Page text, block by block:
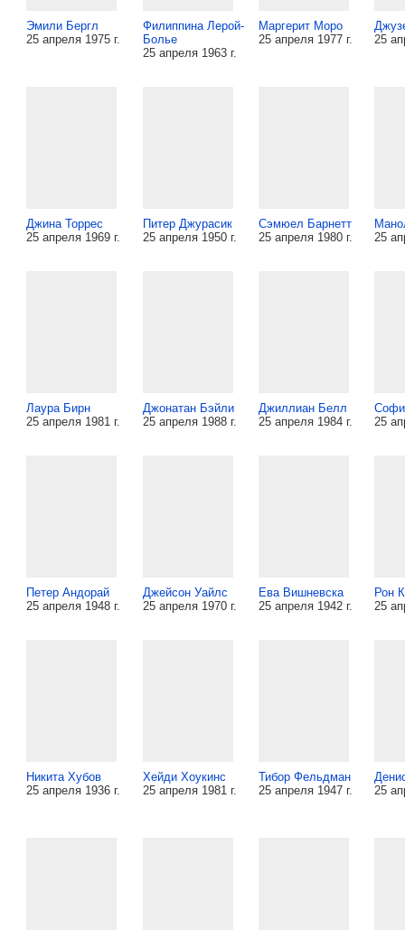
Эмили Бергл
25 апреля 1975 г.
Филиппина Лерой-
Болье
25 апреля 1963 г.
Маргерит Моро
25 апреля 1977 г.
25
Джина Торрес
25 апреля 1969 г.
Питер Джурасик
25 апреля 1950 г.
Сэмюел Барнетт
25 апреля 1980 г.
25
Лаура Бирн
25 апреля 1981 г.
Джонатан Бэйли
25 апреля 1988 г.
Джиллиан Белл
25 апреля 1984 г.
25
Петер Андорай
25 апреля 1948 г.
Джейсон Уайлс
25 апреля 1970 г.
Ева Вишневска
25 апреля 1942 г.
Рон
25
Никита Хубов
25 апреля 1936 г.
Хейди Хоукинс
25 апреля 1981 г.
Тибор Фельдман
25 апреля 1947 г.
25